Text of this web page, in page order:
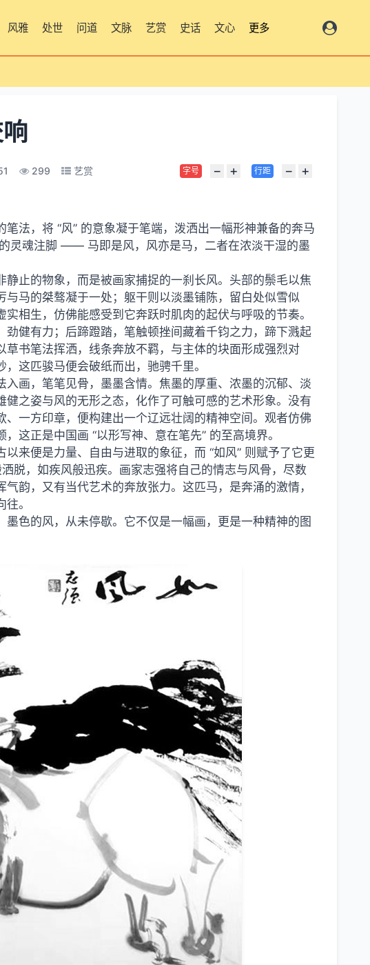
风雅 处世 问道 文脉 艺赏 史话 文心 更多
299 艺赏 字号 − + 行距 − +
法，将 “风” 的意象凝于笔端，泼洒出一幅形神兼备的奔马
灵魂注脚 —— 马即是风，风亦是马，二者在浓淡干湿的墨
止的物象，而是被画家捕捉的一刹长风。头部的鬃毛以焦
马的桀骜凝于一处；躯干则以淡墨铺陈，留白处似雪似
相生，仿佛能感受到它奔跃时肌肉的起伏与呼吸的节奏。
健有力；后蹄蹬踏，笔触顿挫间藏着千钧之力，蹄下溅起
书笔法挥洒，线条奔放不羁，与主体的块面形成强烈对
这匹骏马便会破纸而出，驰骋千里。
画，笔笔见骨，墨墨含情。焦墨的厚重、浓墨的沉郁、淡
之姿与风的无形之态，化作了可触可感的艺术形象。没有
一方印章，便构建出一个辽远壮阔的精神空间。观者仿佛
这正是中国画 “以形写神、意在笔先” 的至高境界。
来便是力量、自由与进取的象征，而 “如风” 则赋予了它更
，如疾风般迅疾。画家志强将自己的情志与风骨，尽数
韵，又有当代艺术的奔放张力。这匹马，是奔涌的激情，
。
色的风，从未停歇。它不仅是一幅画，更是一种精神的图